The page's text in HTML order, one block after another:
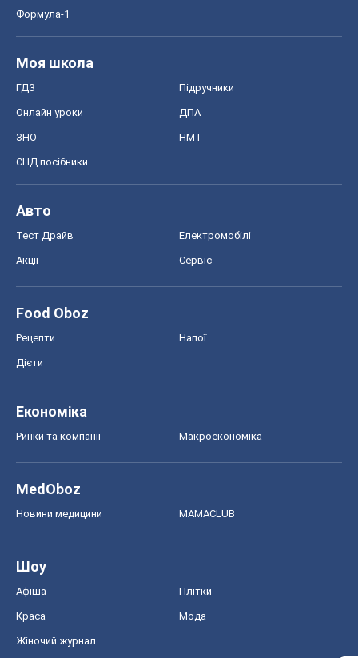
Формула-1
Моя школа
ГДЗ Підручники
Онлайн уроки ДПА
ЗНО НМТ
СНД посібники
Авто
Тест Драйв Електромобілі
Акції Сервіс
Food Oboz
Рецепти Напої
Дієти
Економіка
Ринки та компанії Макроекономіка
MedOboz
Новини медицини MAMACLUB
Шоу
Афіша Плітки
Краса Мода
Жіночий журнал